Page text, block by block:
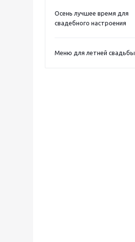
Осень лучшее время для
свадебного настроения
Меню для летней свадьбы